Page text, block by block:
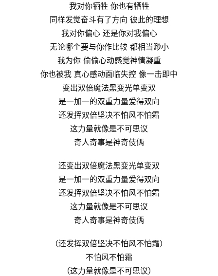
我对你牺牲 你也有牺牲
同样发觉奋斗有了方向 彼此的理想
我对你偏心 还是你对我偏心
无论哪个要与你作比较 都相当渺小
我为你 偷偷心动感觉神情凝重
你也被我 真心感动面临失控 像一击即中
变出双倍魔法黑变光单变双
是一加一的双重力量爱得双向
还发挥双倍坚决不怕风不怕霜
这力量就像是不可思议
奇人奇事是神奇伎俩
还变出双倍魔法黑变光单变双
是一加一的双重力量爱得双向
还发挥双倍坚决不怕风不怕霜
这力量就像是不可思议
奇人奇事是神奇伎俩
（还发挥双倍坚决不怕风不怕霜）
不怕风不怕霜
（这力量就像是不可思议）